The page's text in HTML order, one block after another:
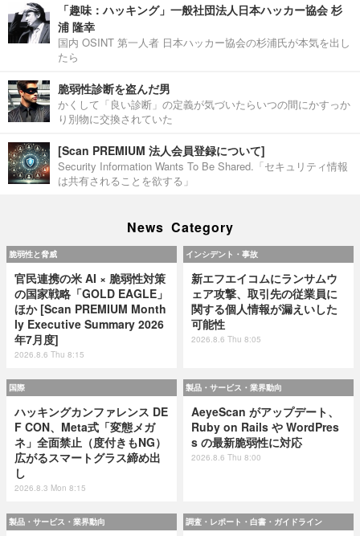
「趣味：ハッキング」一般社団法人日本ハッカー協会 杉
浦 隆幸
国内 OSINT 第一人者 日本ハッカー協会の杉浦氏が本気を出し
たら
脆弱性診断を盗んだ男
かくして「良い診断」の定義が気づいたらいつの間にかすっか
り別物に交換されていた
[Scan PREMIUM 法人会員登録について]
Security Information Wants To Be Shared.「セキュリティ情報
は共有されることを欲する」
News Category
脆弱性と脅威
官民連携の米 AI × 脆弱性対策
の国家戦略「GOLD EAGLE」
ほか [Scan PREMIUM Month
ly Executive Summary 2026
年7月度]
2026.8.6 Thu 8:15
インシデント・事故
新エフエイコムにランサムウ
ェア攻撃、取引先の従業員に
関する個人情報が漏えいした
可能性
2026.8.6 Thu 8:05
国際
ハッキングカンファレンス DE
F CON、Meta式「変態メガ
ネ」全面禁止（度付きもNG）
広がるスマートグラス締め出
し
2026.8.3 Mon 8:15
製品・サービス・業界動向
AeyeScan がアップデート、
Ruby on Rails や WordPres
s の最新脆弱性に対応
2026.8.6 Thu 8:00
製品・サービス・業界動向 調査・レポート・白書・ガイドライン